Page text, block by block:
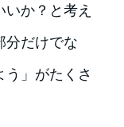
か？と考え
分だけでな
う」がたくさ